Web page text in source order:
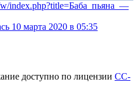
index.php?title=Баба_пьяна_—
10 марта 2020 в 05:35
доступно по лицензии CC-